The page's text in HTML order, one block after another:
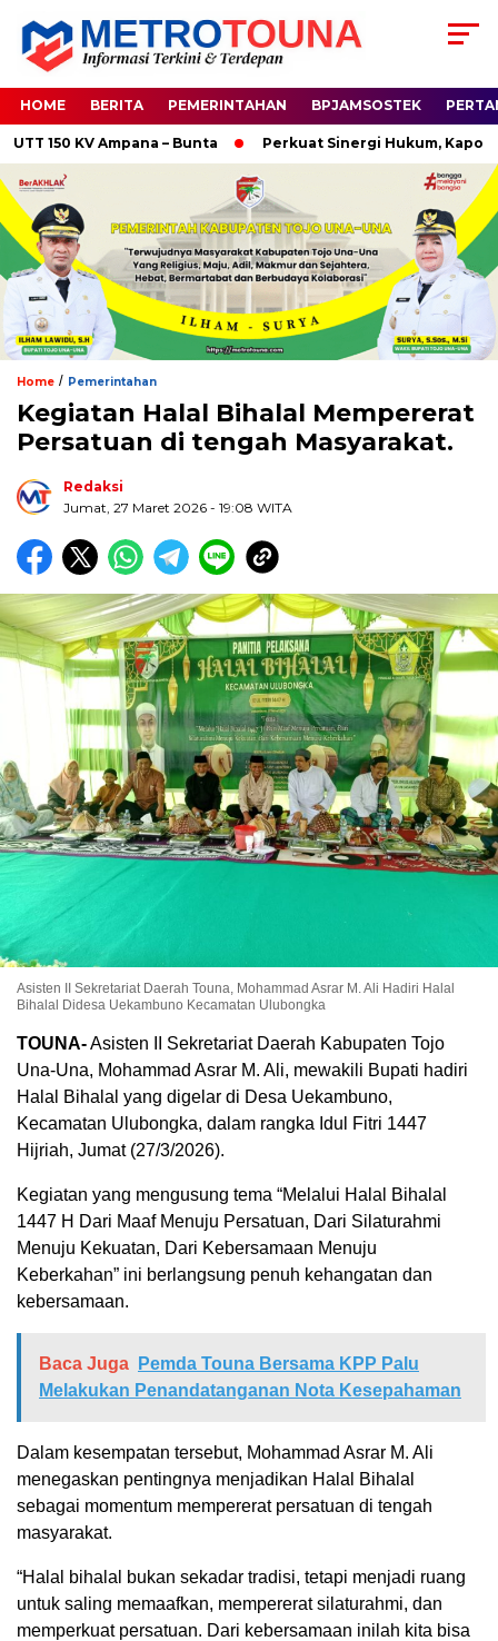
HOME BERITA PEMERINTAHAN BPJAMSOSTEK
KV Ampana – Bunta Perkuat Sinergi Hukum, Kapolres
Home / Pemerintahan
Kegiatan Halal Bihalal Mempererat
Persatuan di tengah Masyarakat.
Redaksi
Jumat, 27 Maret 2026 - 19:08 WITA
Asisten II Sekretariat Daerah Touna, Mohammad Asrar M. Ali Hadiri Halal
Bihalal Didesa Uekambuno Kecamatan Ulubongka
TOUNA-Asisten II Sekretariat Daerah Kabupaten Tojo
Una-Una, Mohammad Asrar M. Ali, mewakili Bupati hadiri
Halal Bihalal yang digelar di Desa Uekambuno,
Kecamatan Ulubongka, dalam rangka Idul Fitri 1447
Hijriah, Jumat (27/3/2026).
Kegiatan yang mengusung tema “Melalui Halal Bihalal
1447 H Dari Maaf Menuju Persatuan, Dari Silaturahmi
Menuju Kekuatan, Dari Kebersamaan Menuju
Keberkahan” ini berlangsung penuh kehangatan dan
kebersamaan.
Baca Juga
Pemda Touna Bersama KPP Palu
Melakukan Penandatanganan Nota Kesepahaman
Dalam kesempatan tersebut, Mohammad Asrar M. Ali
menegaskan pentingnya menjadikan Halal Bihalal
sebagai momentum mempererat persatuan di tengah
masyarakat.
“Halal bihalal bukan sekadar tradisi, tetapi menjadi ruang
untuk saling memaafkan, mempererat silaturahmi, dan
memperkuat persatuan. Dari kebersamaan inilah kita bisa